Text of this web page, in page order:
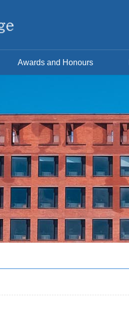
Awards and Honours